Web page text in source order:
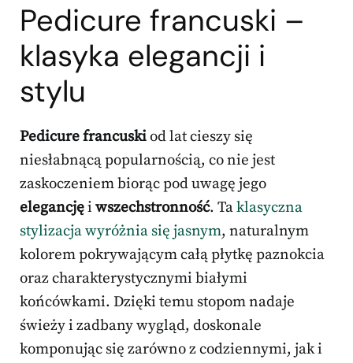
Pedicure francuski –
klasyka elegancji i
stylu
Pedicure francuskiod lat cieszy się
niesłabnącą popularnością, co nie jest
zaskoczeniem biorąc pod uwagę jego
elegancjęi wszechstronność. Taklasyczna
stylizacja wyróżnia się jasnym, naturalnym
kolorem pokrywającym całą płytkę paznokcia
oraz charakterystycznymi białymi
końcówkami. Dzięki temu stopom nadaje
świeży i zadbany wygląd, doskonale
komponując się zarówno z codziennymi, jak i